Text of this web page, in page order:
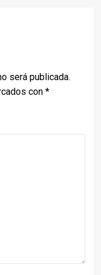
será publicada.
con *